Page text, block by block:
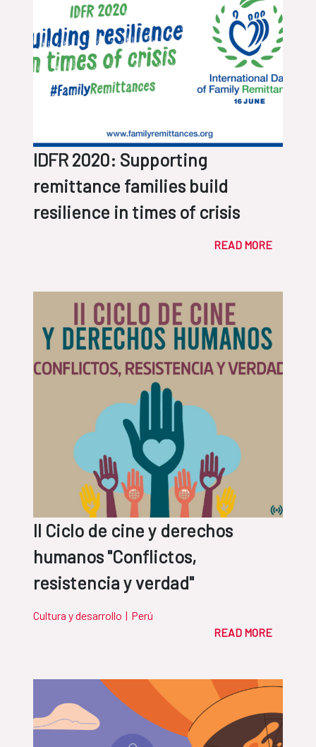
IDFR 2020: Supporting
remittance families build
resilience in times of crisis
READ MORE
II Ciclo de cine y derechos
humanos "Conflictos,
resistencia y verdad"
Cultura y desarrollo | Perú
READ MORE